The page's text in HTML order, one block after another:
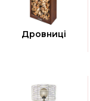
Дровниці